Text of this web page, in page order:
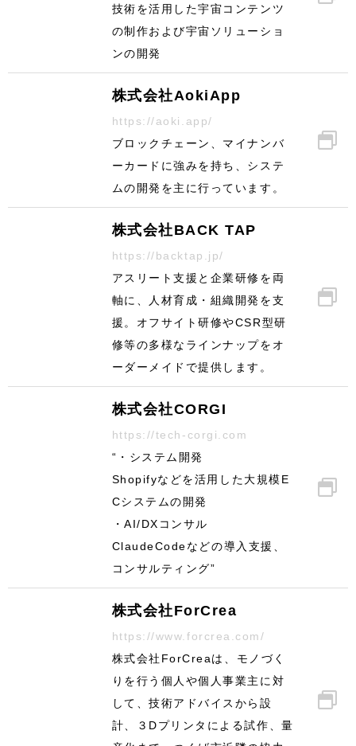
技術を活用した宇宙コンテンツ
の制作および宇宙ソリューショ
ンの開発
株式会社AokiApp
https://aoki.app/
ブロックチェーン、マイナンバ
ーカードに強みを持ち、システ
ムの開発を主に行っています。
株式会社BACK TAP
https://backtap.jp/
アスリート支援と企業研修を両
軸に、人材育成・組織開発を支
援。オフサイト研修やCSR型研
修等の多様なラインナップをオ
ーダーメイドで提供します。
株式会社CORGI
https://tech-corgi.com
“・システム開発
Shopifyなどを活用した大規模E
Cシステムの開発
・AI/DXコンサル
ClaudeCodeなどの導入支援、
コンサルティング”
株式会社ForCrea
https://www.forcrea.com/
株式会社ForCreaは、モノづく
りを行う個人や個人事業主に対
して、技術アドバイスから設
計、３Dプリンタによる試作、量